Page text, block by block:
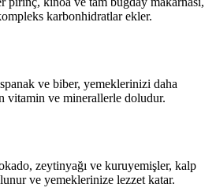
karbonhidratlar ekler.
ve biber, yemeklerinizi daha
vitamin ve minerallerle doludur.
zeytinyağı ve kuruyemişler, kalp
ve yemeklerinize lezzet katar.